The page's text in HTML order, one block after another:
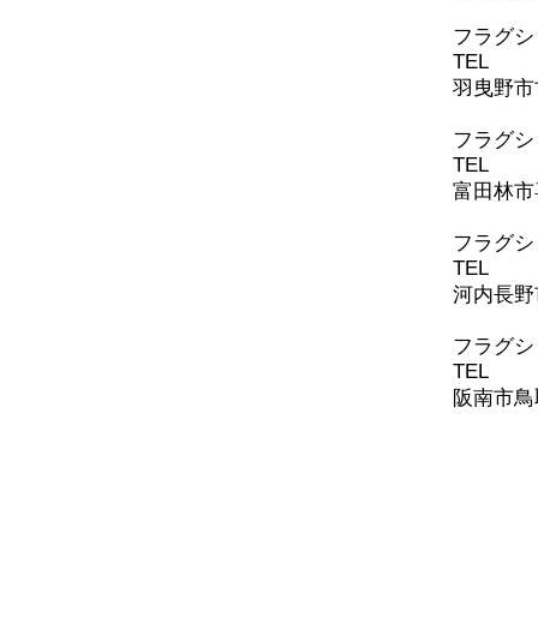
フラグ
TEL
羽曳野
フラグ
TEL
富田林
フラグ
TEL
河内長
フラグ
TEL
阪南市